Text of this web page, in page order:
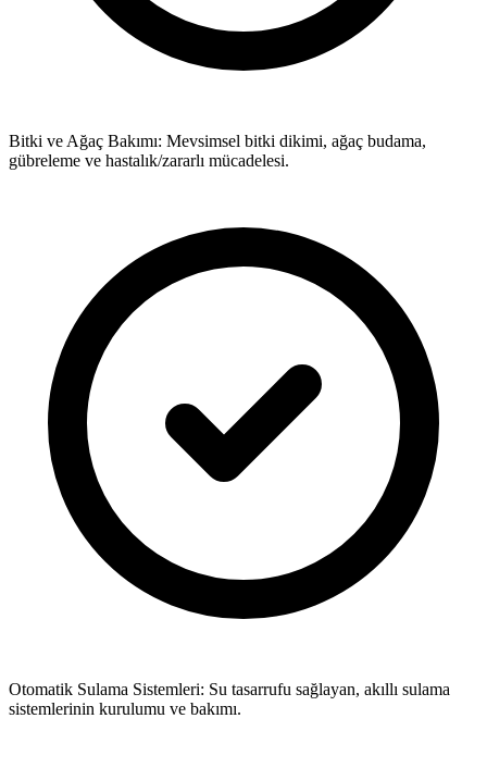
Bitki ve Ağaç Bakımı: Mevsimsel bitki dikimi, ağaç budama,
gübreleme ve hastalık/zararlı mücadelesi.
Otomatik Sulama Sistemleri: Su tasarrufu sağlayan, akıllı sulama
sistemlerinin kurulumu ve bakımı.